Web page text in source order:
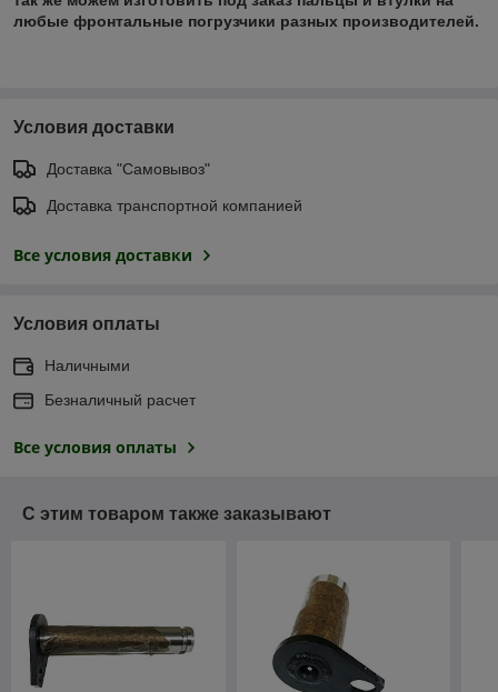
любые фронтальные погрузчики разных производителей.
Условия доставки
Доставка "Самовывоз"
Доставка транспортной компанией
Все условия доставки
Условия оплаты
Наличными
Безналичный расчет
Все условия оплаты
С этим товаром также заказывают